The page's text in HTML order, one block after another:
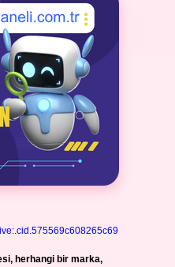
herhangi bir marka,